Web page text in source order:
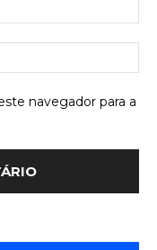
navegador para a